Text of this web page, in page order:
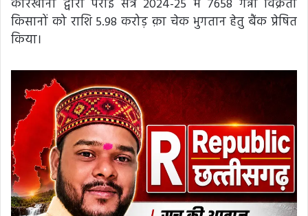
कारखाना द्वारा पेराई सत्र 2024-25 में 7658 गन्ना विक्रेता
किसानों को राशि 5.98 करोड़ क़ा चेक भुगतान हेतु बैंक प्रेषित
किया।